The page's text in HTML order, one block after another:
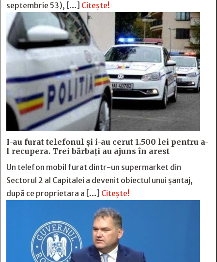
septembrie 53), […] Citește!
I-au furat telefonul și i-au cerut 1.500 lei pentru a-
l recupera. Trei bărbați au ajuns în arest
Un telefon mobil furat dintr-un supermarket din
Sectorul 2 al Capitalei a devenit obiectul unui șantaj,
după ce proprietara a […] Citește!